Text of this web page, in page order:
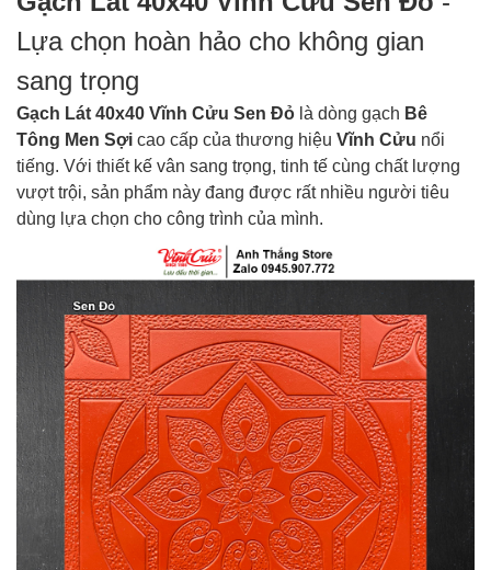
Lựa chọn hoàn hảo cho không gian
sang trọng
Gạch Lát 40x40 Vĩnh Cửu Sen Đỏ là dòng gạch Bê
Tông Men Sợi cao cấp của thương hiệu Vĩnh Cửu nổi
tiếng. Với thiết kế vân sang trọng, tinh tế cùng chất lượng
vượt trội, sản phẩm này đang được rất nhiều người tiêu
dùng lựa chọn cho công trình của mình.